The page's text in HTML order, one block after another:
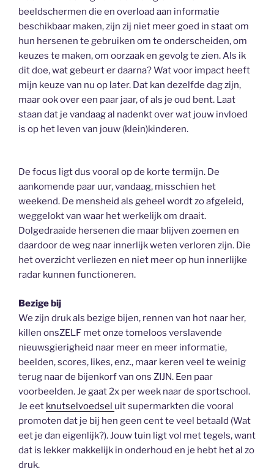
beeldschermen die en overload aan informatie
beschikbaar maken, zijn zij niet meer goed in staat om
hun hersenen te gebruiken om te onderscheiden, om
keuzes te maken, om oorzaak en gevolg te zien. Als ik
dit doe, wat gebeurt er daarna? Wat voor impact heeft
mijn keuze van nu op later. Dat kan dezelfde dag zijn,
maar ook over een paar jaar, of als je oud bent. Laat
staan dat je vandaag al nadenkt over wat jouw invloed
is op het leven van jouw (klein)kinderen.
De focus ligt dus vooral op de korte termijn. De
aankomende paar uur, vandaag, misschien het
weekend. De mensheid als geheel wordt zo afgeleid,
weggelokt van waar het werkelijk om draait.
Dolgedraaide hersenen die maar blijven zoemen en
daardoor de weg naar innerlijk weten verloren zijn. Die
het overzicht verliezen en niet meer op hun innerlijke
radar kunnen functioneren.
Bezige bij
We zijn druk als bezige bijen, rennen van hot naar her,
killen onsZELF met onze tomeloos verslavende
nieuwsgierigheid naar meer en meer informatie,
beelden, scores, likes, enz., maar keren veel te weinig
terug naar de bijenkorf van ons ZIJN. Een paar
voorbeelden. Je gaat 2x per week naar de sportschool.
Je eet knutselvoedsel uit supermarkten die vooral
promoten dat je bij hen geen cent te veel betaald (Wat
eet je dan eigenlijk?). Jouw tuin ligt vol met tegels, want
dat is lekker makkelijk in onderhoud en je hebt het al zo
druk.